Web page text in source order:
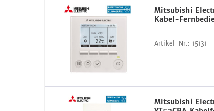
Mitsubishi
Kabel-
Artikel-Nr.: 15131
Mitsubishi